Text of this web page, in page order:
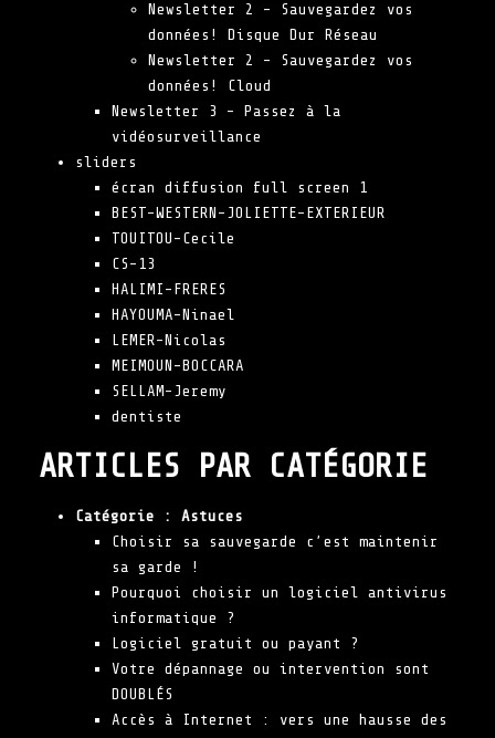
Newsletter 2 – Sauvegardez vos
données! Disque Dur Réseau
Newsletter 2 – Sauvegardez vos
données! Cloud
Newsletter 3 – Passez à la
vidéosurveillance
sliders
écran diffusion full screen 1
BEST-WESTERN-JOLIETTE-EXTERIEUR
TOUITOU-Cecile
CS-13
HALIMI-FRERES
HAYOUMA-Ninael
LEMER-Nicolas
MEIMOUN-BOCCARA
SELLAM-Jeremy
dentiste
ARTICLES PAR CATÉGORIE
Catégorie : Astuces
Choisir sa sauvegarde c’est maintenir
sa garde !
Pourquoi choisir un logiciel antivirus
informatique ?
Logiciel gratuit ou payant ?
Votre dépannage ou intervention sont
DOUBLÉS
Accès à Internet : vers une hausse des